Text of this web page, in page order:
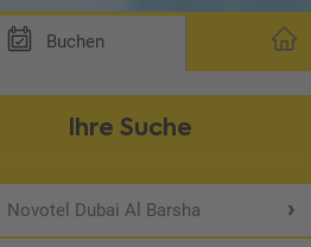
Buchen
Ihre Suche
Novotel Dubai Al Barsha